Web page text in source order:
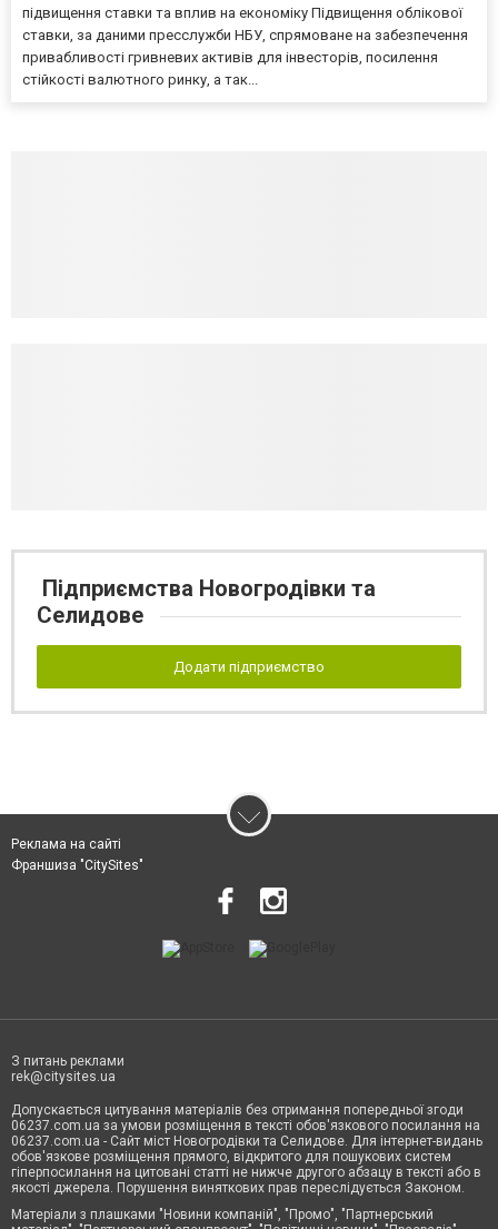
підвищення ставки та вплив на економіку Підвищення облікової
ставки, за даними пресслужби НБУ, спрямоване на забезпечення
привабливості гривневих активів для інвесторів, посилення
стійкості валютного ринку, а так...
Підприємства Новогродівки та
Селидове
Додати підприємство
Реклама на сайті
Франшиза "CitySites"
З питань реклами
rek@citysites.ua
Допускається цитування матеріалів без отримання попередньої згоди
06237.com.ua за умови розміщення в тексті обов'язкового посилання на
06237.com.ua - Сайт міст Новогродівки та Селидове. Для інтернет-видань
обов'язкове розміщення прямого, відкритого для пошукових систем
гіперпосилання на цитовані статті не нижче другого абзацу в тексті або в
якості джерела. Порушення виняткових прав переслідується Законом.
Матеріали з плашками "Новини компаній", "Промо", "Партнерський